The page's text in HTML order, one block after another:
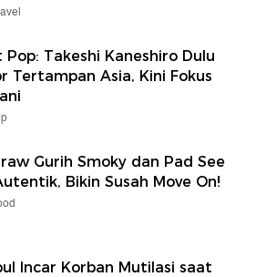
Pop: Takeshi Kaneshiro Dulu
Tertampan Asia, Kini Fokus
Gurih Smoky dan Pad See
Bikin Susah Move On!
Incar Korban Mutilasi saat